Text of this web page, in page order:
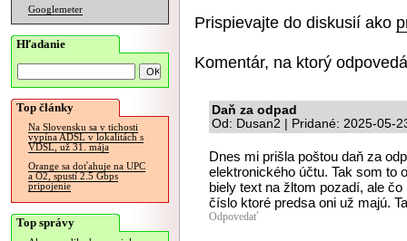
Googlemeter
Hľadanie
Top články
Na Slovensku sa v tichosti
vypína ADSL v lokalitách s
VDSL, už 31. mája
Orange sa doťahuje na UPC
a O2, spustí 2.5 Gbps
pripojenie
Top správy
Prispievajte do diskusií ako
Komentár, na ktorý
Daň za odpad
Od: Dusan2 | Pridané: 2025-05-
Dnes mi prišla poštou daň za
elektronického účtu. Tak som to
biely text na žltom pozadí, ale
číslo ktoré predsa oni už majú.
Odpovedať